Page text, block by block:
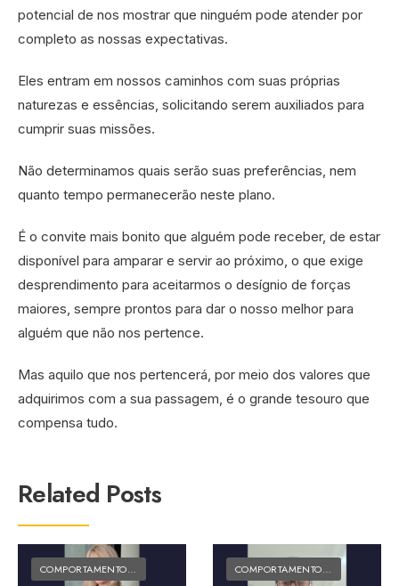
potencial de nos mostrar que ninguém pode atender por
completo as nossas expectativas.
Eles entram em nossos caminhos com suas próprias
naturezas e essências, solicitando serem auxiliados para
cumprir suas missões.
Não determinamos quais serão suas preferências, nem
quanto tempo permanecerão neste plano.
É o convite mais bonito que alguém pode receber, de estar
disponível para amparar e servir ao próximo, o que exige
desprendimento para aceitarmos o desígnio de forças
maiores, sempre prontos para dar o nosso melhor para
alguém que não nos pertence.
Mas aquilo que nos pertencerá, por meio dos valores que
adquirimos com a sua passagem, é o grande tesouro que
compensa tudo.
Related Posts
COMPORTAMENTO E CULTURA MATÉRIAS DO FOLK COMPORTAMENTO E CULTURA